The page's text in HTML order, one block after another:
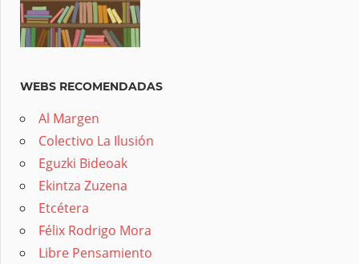
WEBS RECOMENDADAS
Al Margen
Colectivo La Ilusión
Eguzki Bideoak
Ekintza Zuzena
Etcétera
Félix Rodrigo Mora
Libre Pensamiento